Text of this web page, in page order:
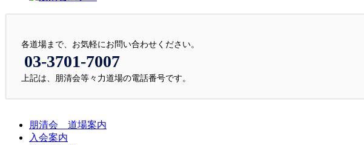
各道場まで、お気軽にお問い合わせください。
03-3701-7007
上記は、朋清会等々力道場の電話番号です。
朋清会 道場案内
入会案内